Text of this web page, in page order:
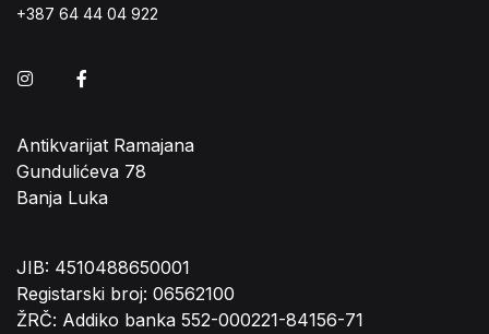
+387 64 44 04 922
Instagram
Antikvarijat Ramajana
Gundulićeva 78
Banja Luka
JIB: 4510488650001
Registarski broj: 06562100
ŽRČ: Addiko banka 552-000221-84156-71